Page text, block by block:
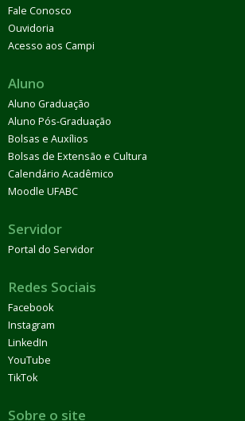
Fale Conosco
Ouvidoria
Acesso aos Campi
Aluno
Aluno Graduação
Aluno Pós-Graduação
Bolsas e Auxílios
Bolsas de Extensão e Cultura
Calendário Acadêmico
Moodle UFABC
Servidor
Portal do Servidor
Redes Sociais
Facebook
Instagram
LinkedIn
YouTube
TikTok
Sobre o site